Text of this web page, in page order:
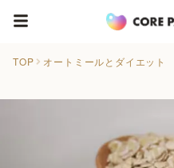
TOP オートミールとダイエット